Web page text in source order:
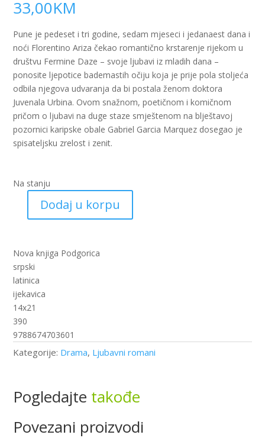
33,00KM
Pune je pedeset i tri godine, sedam mjeseci i jedanaest dana i
noći Florentino Ariza čekao romantično krstarenje rijekom u
društvu Fermine Daze – svoje ljubavi iz mladih dana –
ponosite ljepotice bademastih očiju koja je prije pola stoljeća
odbila njegova udvaranja da bi postala ženom doktora
Juvenala Urbina. Ovom snažnom, poetičnom i komičnom
pričom o ljubavi na duge staze smještenom na blještavoj
pozornici karipske obale Gabriel Garcia Marquez dosegao je
spisateljsku zrelost i zenit.
Na stanju
kolere
(nk)
količina
Dodaj u korpu
Nova knjiga Podgorica
srpski
latinica
ijekavica
14x21
390
9788674703601
Kategorije: Drama, Ljubavni romani
Pogledajte takođe
Povezani proizvodi